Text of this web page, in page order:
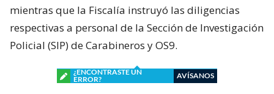
mientras que la Fiscalía instruyó las diligencias
respectivas a personal de la Sección de Investigación
Policial (SIP) de Carabineros y OS9.
¿ENCONTRASTE UN
ERROR?
AVÍSANOS